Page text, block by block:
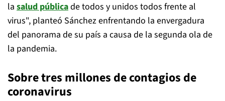
la salud públicade todos y unidos todos frente al
virus", planteó Sánchez enfrentando la envergadura
del panorama de su país a causa de la segunda ola de
la pandemia.
Sobre tres millones de contagios de
coronavirus